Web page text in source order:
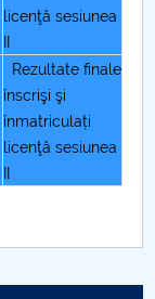
licenţă sesiunea
Rezultate finale
înscrişi şi
înmatriculați
licenţă sesiunea